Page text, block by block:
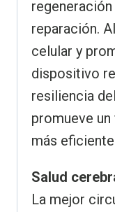
reparación.
celular y
dispositivo
resiliencia
promueve
más
Salud
La mejor